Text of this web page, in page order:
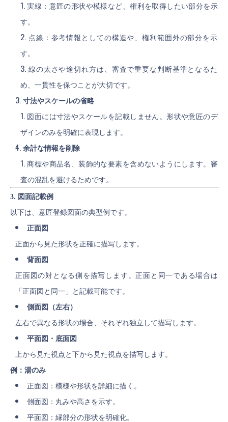
実線：意匠の形状や模様など、権利を取得したい部分を示
す。
点線：参考情報としての構造や、権利範囲外の部分を示
す。
線の太さや途切れ方は、審査で重要な判断基準となるた
め、一貫性を保つことが大切です。
寸法やスケールの省略
図面には寸法やスケールを記載しません。形状や意匠のデ
ザインのみを明確に表現します。
余計な情報を削除
商標や商品名、装飾的な要素を含めないようにします。審
査の混乱を避けるためです。
3. 図面記載例
以下は、意匠登録図面の典型例です。
正面図
正面から見た形状を正確に描写します。
背面図
正面図の対となる側を描写します。正面と同一である場合は
「正面図と同一」と記載可能です。
側面図（左右）
左右で異なる形状の場合、それぞれ独立して描写します。
平面図・底面図
上から見た視点と下から見た視点を描写します。
例：湯のみ
正面図：模様や形状を詳細に描く。
側面図：丸みや高さを示す。
平面図：縁部分の形状を明確化。